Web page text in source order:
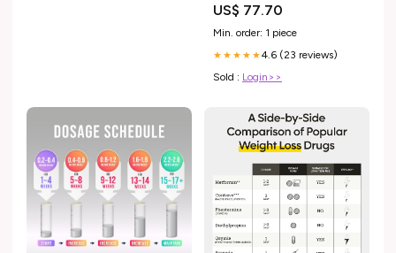
US$ 77.70
Min. order: 1 piece
★★★★★4.6 (23 reviews)
Sold : Login>>